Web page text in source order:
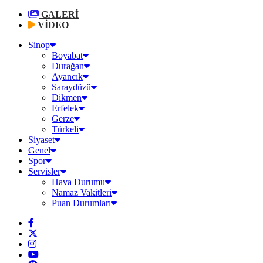
GALERİ
VİDEO
Sinop
Boyabat
Durağan
Ayancık
Saraydüzü
Dikmen
Erfelek
Gerze
Türkeli
Siyaset
Genel
Spor
Servisler
Hava Durumu
Namaz Vakitleri
Puan Durumları